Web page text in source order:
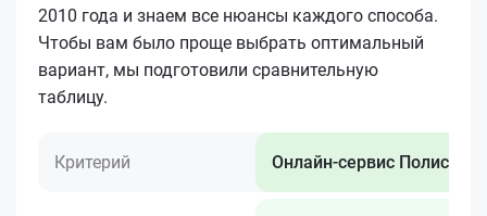
2010 года и знаем все нюансы каждого способа.
Чтобы вам было проще выбрать оптимальный
вариант, мы подготовили сравнительную
таблицу.
Критерий Онлайн-сервис Полис 812